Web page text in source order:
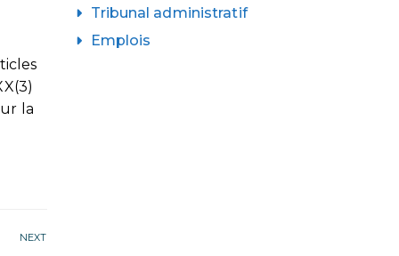
la
NEXT
Tribunal administratif
Emplois